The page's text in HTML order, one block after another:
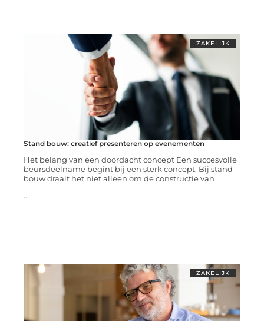
ZAKELIJK
Stand bouw: creatief presenteren op evenementen
Het belang van een doordacht concept Een succesvolle
beursdeelname begint bij een sterk concept. Bij stand
bouw draait het niet alleen om de constructie van
...
ZAKELIJK